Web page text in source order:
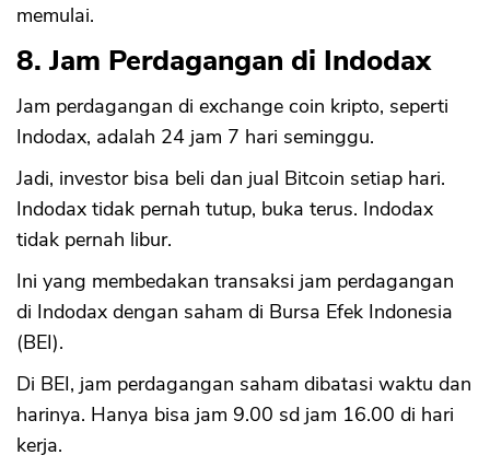
memulai.
8. Jam Perdagangan di Indodax
Jam perdagangan di exchange coin kripto, seperti
Indodax, adalah 24 jam 7 hari seminggu.
Jadi, investor bisa beli dan jual Bitcoin setiap hari.
Indodax tidak pernah tutup, buka terus. Indodax
tidak pernah libur.
Ini yang membedakan transaksi jam perdagangan
di Indodax dengan saham di Bursa Efek Indonesia
(BEI).
Di BEI, jam perdagangan saham dibatasi waktu dan
harinya. Hanya bisa jam 9.00 sd jam 16.00 di hari
kerja.